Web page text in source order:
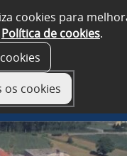
cookies para
Política de cookies.
cookies